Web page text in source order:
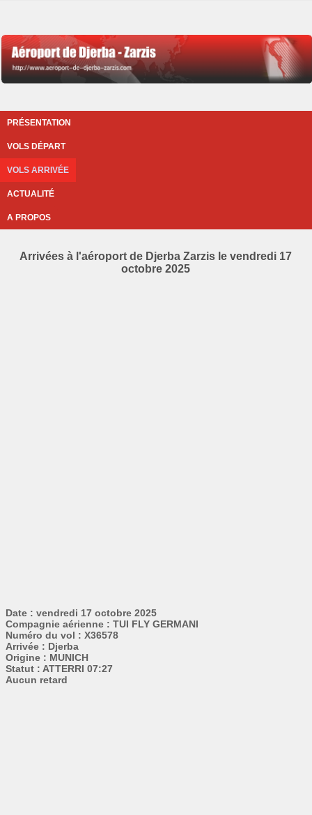
PRÉSENTATION
VOLS DÉPART
VOLS ARRIVÉE
ACTUALITÉ
A PROPOS
Arrivées à l'aéroport de Djerba Zarzis le vendredi 17
octobre 2025
Date : vendredi 17 octobre 2025
Compagnie aérienne : TUI FLY GERMANI
Numéro du vol : X36578
Arrivée : Djerba
Origine : MUNICH
Statut : ATTERRI 07:27
Aucun retard